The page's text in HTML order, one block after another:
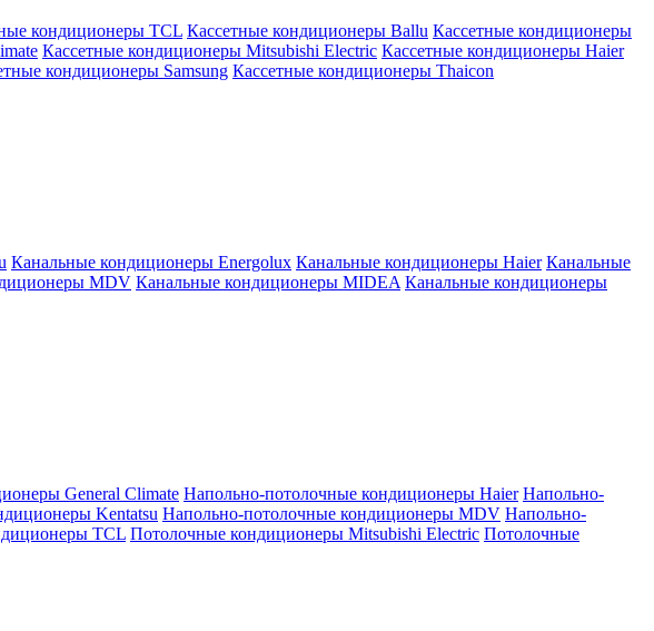
кондиционеры TCL Кассетные кондиционеры Ballu Кассетные кондиционеры
Кассетные кондиционеры Mitsubishi Electric Кассетные кондиционеры Haier
кондиционеры Samsung Кассетные кондиционеры Thaicon
Канальные кондиционеры Energolux Канальные кондиционеры Haier Канальные
MDV Канальные кондиционеры MIDEA Канальные кондиционеры
General Climate Напольно-потолочные кондиционеры Haier Напольно-
Kentatsu Напольно-потолочные кондиционеры MDV Напольно-
TCL Потолочные кондиционеры Mitsubishi Electric Потолочные